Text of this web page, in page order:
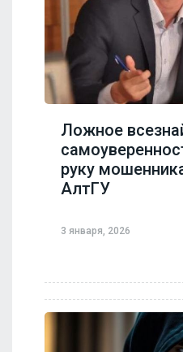
Ложное
руку
АлтГУ
3 января, 2026